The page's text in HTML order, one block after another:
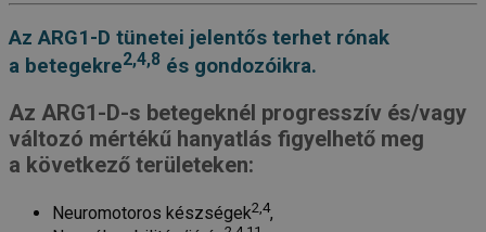
Az ARG1-D tünetei jelentős terhet rónak
a betegekre2,4,8 és gondozóikra.
Az ARG1-D-s betegeknél progresszív és/vagy
változó mértékű hanyatlás figyelhető meg
a következő területeken:
Neuromotoros készségek2,4,